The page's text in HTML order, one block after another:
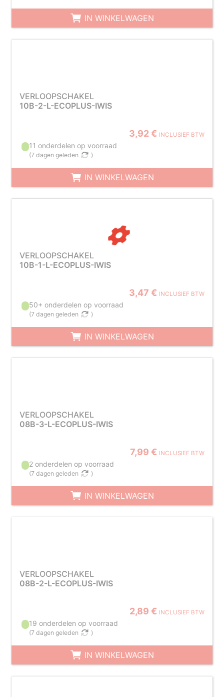
IN WINKELWAGEN
VERLOOPSCHAKEL
10B-2-L-ECOPLUS-IWIS
3,92 € INCLUSIEF BTW
11 onderdelen op voorraad
(7 dagen geleden )
IN WINKELWAGEN
VERLOOPSCHAKEL
10B-1-L-ECOPLUS-IWIS
3,47 € INCLUSIEF BTW
50+ onderdelen op voorraad
(7 dagen geleden )
IN WINKELWAGEN
VERLOOPSCHAKEL
08B-3-L-ECOPLUS-IWIS
7,99 € INCLUSIEF BTW
2 onderdelen op voorraad
(7 dagen geleden )
IN WINKELWAGEN
VERLOOPSCHAKEL
08B-2-L-ECOPLUS-IWIS
2,89 € INCLUSIEF BTW
19 onderdelen op voorraad
(7 dagen geleden )
IN WINKELWAGEN